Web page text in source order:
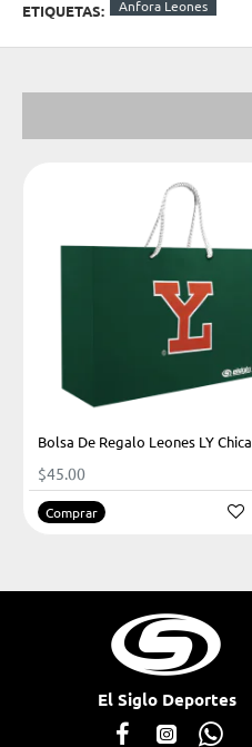
ETIQUETAS: Anfora Leones
Bolsa De Regalo Leones LY Chica
$45.00
Comprar
El Siglo Deportes